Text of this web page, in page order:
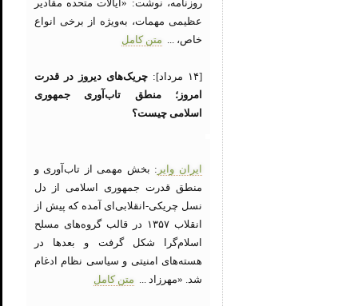
روزنامه، نوشت: «ایالات متحده مقادیر
عظیمی مهمات، به‌ویژه از برخی انواع
خاص، ... متن کامل
[۱۴ مرداد]:
چریک‌های دیروز در قدرت
امروز؛ منطق تاب‌آوری جمهوری
اسلامی چیست؟
ایران وایر : بخش مهمی از تاب‌آوری و
منطق قدرت جمهوری اسلامی از دل
نسل چریکی-انقلابی‌ای آمده که پیش از
انقلاب ۱۳۵۷ در قالب گروه‌های مسلح
اسلام‌گرا شکل گرفت و بعدها در
هسته‌های امنیتی و سیاسی نظام ادغام
شد. «مهرزاد ... متن کامل